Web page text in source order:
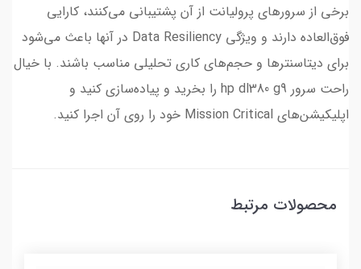
برخی از سرورهای پرولیانت از آن پشتیبانی می‌کنند، کارایی
فوق‌العاده دارند و ویژگی Data Resiliency در آنها باعث می‌شود
برای دیتاسنترها و حجم‌های کاری تحلیلی مناسب باشند. با خیال
راحت سرور hp dl380 g9 را بخرید و پیاده‌سازی کنید و
اپلیکیشن‌های Mission Critical خود را روی آن اجرا کنید.
محصولات مرتبط